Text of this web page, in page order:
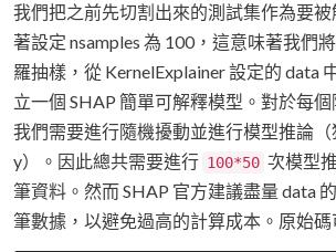
我們把之前先切割出來的測試集作為要
著設定 nsamples 為 100，這意味著我們
羅抽樣，從 KernelExplainer 設定的 data
立一個 SHAP 簡單可解釋模型。對於每個
我們需要進行隨機擾動並進行模型推論（
y）。因此總共需要進行 100*50 次模型
筆資料。然而 SHAP 官方建議盡量 data
筆數據，以避免過高的計算成本。原始